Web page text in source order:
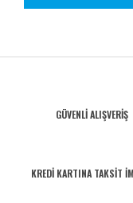
GÜVENLİ ALIŞVERİŞ
KREDİ KARTINA TAKSİT